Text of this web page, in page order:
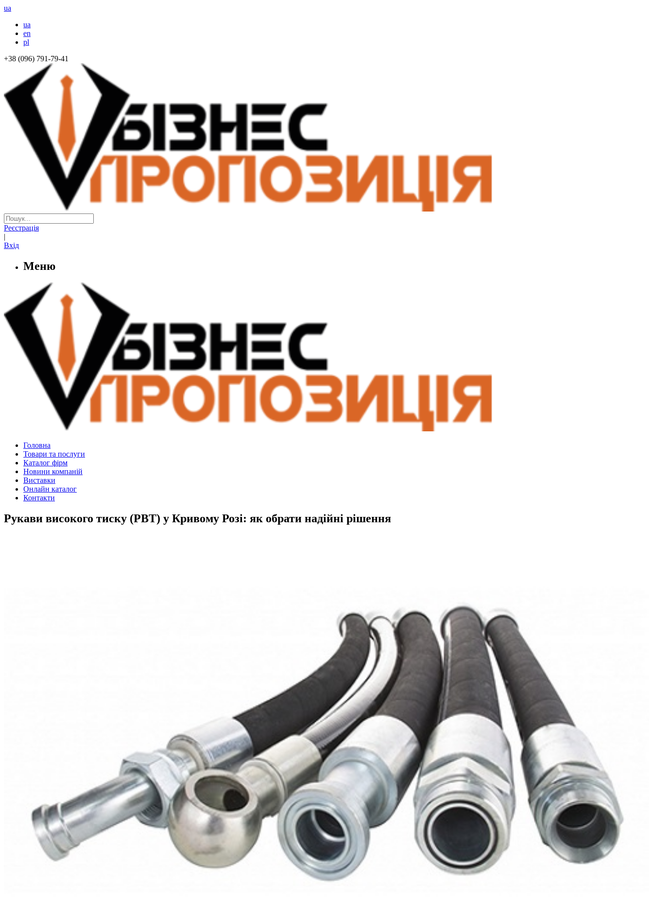
ua
ua
en
pl
+38 (096) 791-79-41
Реєстрація
|
Вхід
Меню
Головна
Товари та послуги
Каталог фірм
Новини компаній
Виставки
Онлайн каталог
Контакти
Рукави високого тиску (РВТ) у Кривому Розі: як обрати надійні рішення